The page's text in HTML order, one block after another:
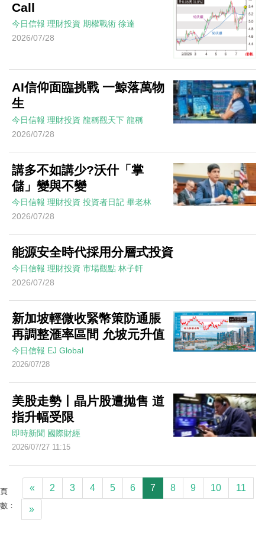
Call
今日信報 理財投資 期權戰術 徐達
2026/07/28
AI信仰面臨挑戰 一鯨落萬物
生
今日信報 理財投資 龍稱觀天下 龍稱
2026/07/28
講多不如講少?沃什「掌
儲」變與不變
今日信報 理財投資 投資者日記 畢老林
2026/07/28
能源安全時代採用分層式投資
今日信報 理財投資 市場觀點 林子軒
2026/07/28
新加坡輕微收緊幣策防通脹
再調整滙率區間 允坡元升值
今日信報 EJ Global
2026/07/28
美股走勢丨晶片股遭拋售 道
指升幅受限
即時新聞 國際財經
2026/07/27 11:15
頁
數：
« 2 3 4 5 6 7 8 9 10 11
»